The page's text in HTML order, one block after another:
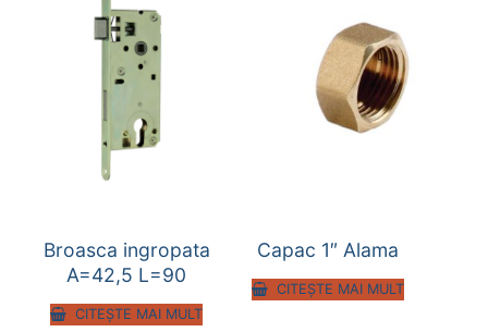
Broasca ingropata
A=42,5 L=90
CITEȘTE MAI MULT
Capac 1″ Alama
CITEȘTE MAI MULT